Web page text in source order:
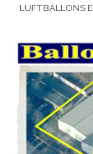
LUFTBALLONS